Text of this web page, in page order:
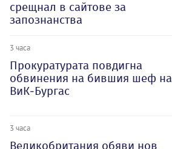
срещнал в сайтове за
запознанства
3 часа
Прокуратурата повдигна
обвинения на бившия шеф на
ВиК-Бургас
3 часа
Великобритания обяви нов